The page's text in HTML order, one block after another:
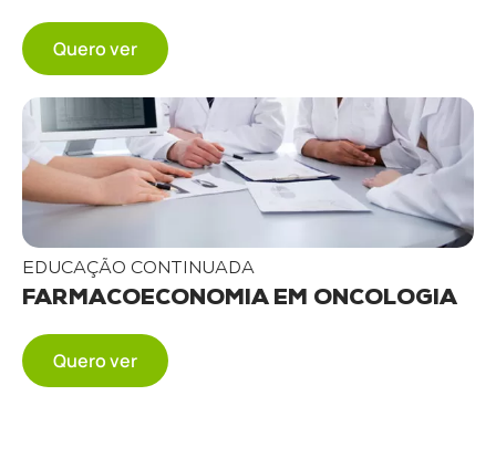
Quero ver
EDUCAÇÃO CONTINUADA
FARMACOECONOMIA EM ONCOLOGIA
Quero ver